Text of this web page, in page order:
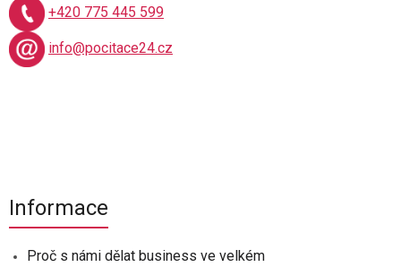
+420 775 445 599
info@pocitace24.cz
Informace
Proč s námi dělat business ve velkém